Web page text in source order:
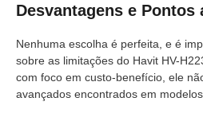
Desvantagens e Pontos
Nenhuma escolha é perfeita, e é
sobre as limitações do Havit HV-
com foco em custo-benefício, ele
avançados encontrados em